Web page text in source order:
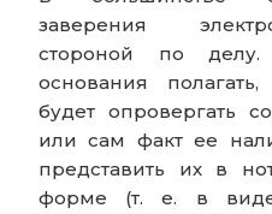
заверения
стороной по
основания
будет опровергать
или сам факт ее
представить их в
форме (т. е. в виде